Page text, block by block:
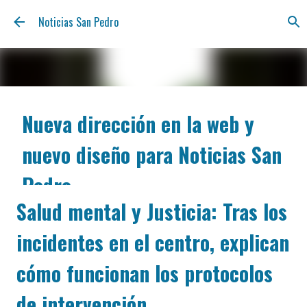
Ir al contenido principal
Noticias San Pedro
Nueva dirección en la web y
nuevo diseño para Noticias San
Pedro
agosto 06, 2026
Nos renovamos para estar más cerca tuyo y ofrecerte
la información de San Pedro con la claridad y la
encontrarnos en nuestra nueva dirección web:
notisanpedro.com.ar . Acompañamos esta mudanza
Salud mental y Justicia: Tras los
incidentes en el centro, explican
cómo funcionan los protocolos